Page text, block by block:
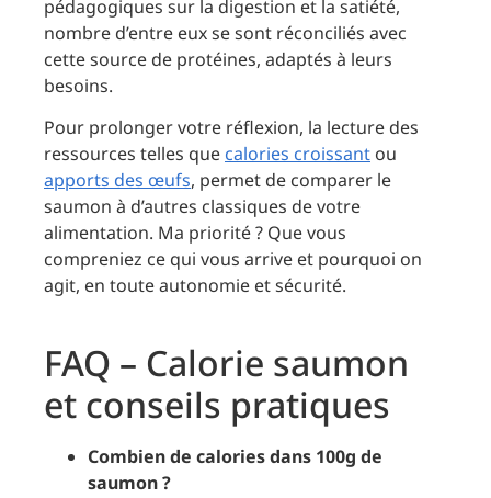
pédagogiques sur la digestion et la satiété,
nombre d’entre eux se sont réconciliés avec
cette source de protéines, adaptés à leurs
besoins.
Pour prolonger votre réflexion, la lecture des
ressources telles que calories croissant ou
apports des œufs, permet de comparer le
saumon à d’autres classiques de votre
alimentation. Ma priorité ? Que vous
compreniez ce qui vous arrive et pourquoi on
agit, en toute autonomie et sécurité.
FAQ – Calorie saumon
et conseils pratiques
Combien de calories dans 100g de
saumon ?